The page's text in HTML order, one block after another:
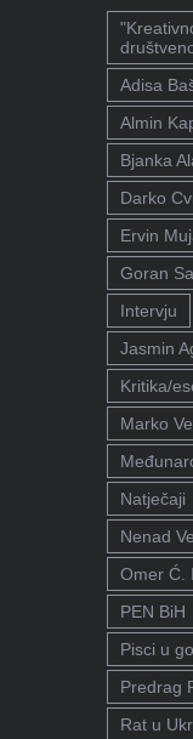
Adisa
Almin
Bjanka
Darko
Ervin
Goran
Intervju
Jasmin
Kritika/
Marko
Natječaji
Nenad
Omer Ć.
PEN BiH
Pisci u
Predrag
Rat u